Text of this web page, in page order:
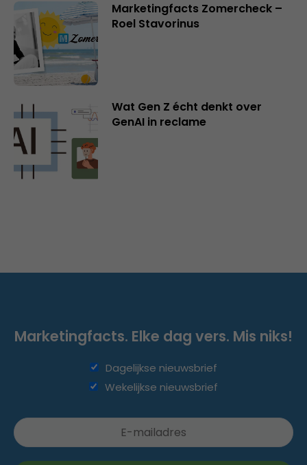
Marketingfacts Zomercheck –
Roel Stavorinus
Wat Gen Z écht denkt over
GenAI in reclame
Marketingfacts. Elke dag vers. Mis niks!
Dagelijkse nieuwsbrief
Wekelijkse nieuwsbrief